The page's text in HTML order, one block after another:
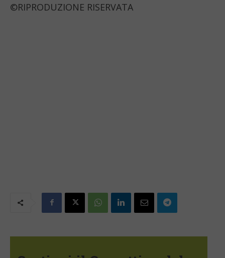
©RIPRODUZIONE RISERVATA